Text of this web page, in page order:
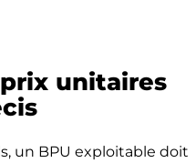
unitaires
un BPU exploitable doit